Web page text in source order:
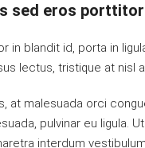
sed eros
in blandit id, porta in
lectus, tristique at nisl
at malesuada orci
pulvinar eu ligula.
interdum